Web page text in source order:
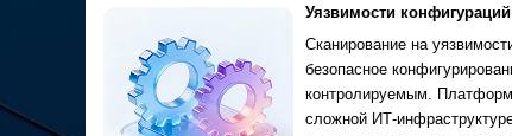
Уязвимости
Сканирование на
безопасное
контролируемым.
сложной ИТ-